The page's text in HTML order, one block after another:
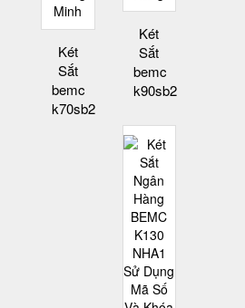
Két
Sắt
bemc
k70sb2
Két
Sắt
bemc
k90sb2